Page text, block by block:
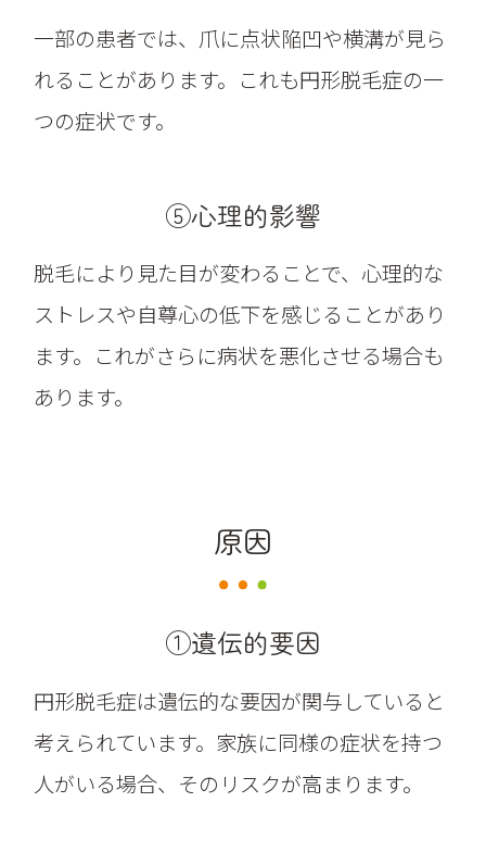
一部の患者では、爪に点状陥凹や横溝が見ら
れることがあります。これも円形脱毛症の一
つの症状です。
⑤心理的影響
脱毛により見た目が変わることで、心理的な
ストレスや自尊心の低下を感じることがあり
ます。これがさらに病状を悪化させる場合も
あります。
原因
①遺伝的要因
円形脱毛症は遺伝的な要因が関与していると
考えられています。家族に同様の症状を持つ
人がいる場合、そのリスクが高まります。